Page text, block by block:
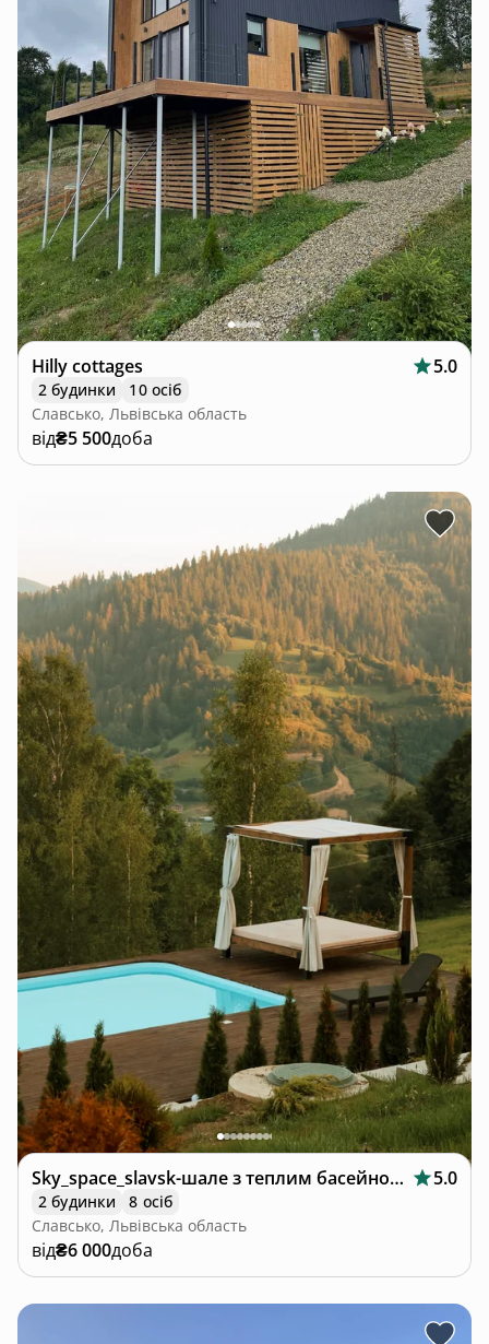
Hilly cottages 5.0
2 будинки
10 осіб
Славсько, Львівська область
від₴5 500доба
Sky_space_slavsk-шале з теплим басейном🩵 5.0
2 будинки
8 осіб
Славсько, Львівська область
від₴6 000доба